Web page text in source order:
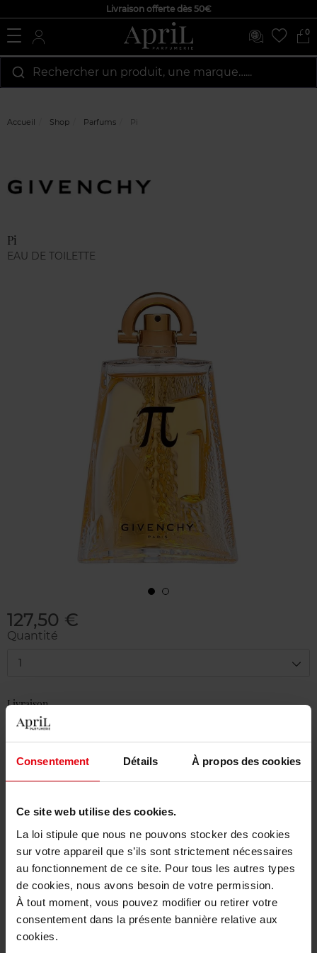
Consentement Détails À propos des cookies
Ce site web utilise des cookies.
La loi stipule que nous ne pouvons stocker des cookies
sur votre appareil que s’ils sont strictement nécessaires
au fonctionnement de ce site. Pour tous les autres types
de cookies, nous avons besoin de votre permission.
À tout moment, vous pouvez modifier ou retirer votre
consentement dans la présente bannière relative aux
cookies.
Livraison offerte dès 50€
0
Rechercher un produit, une marque…...
Accueil Shop Parfums Pi
Pi
EAU DE TOILETTE
127,50 €
Quantité
1
Livraison
En stock
Retour gratuit dans votre magasin
Description